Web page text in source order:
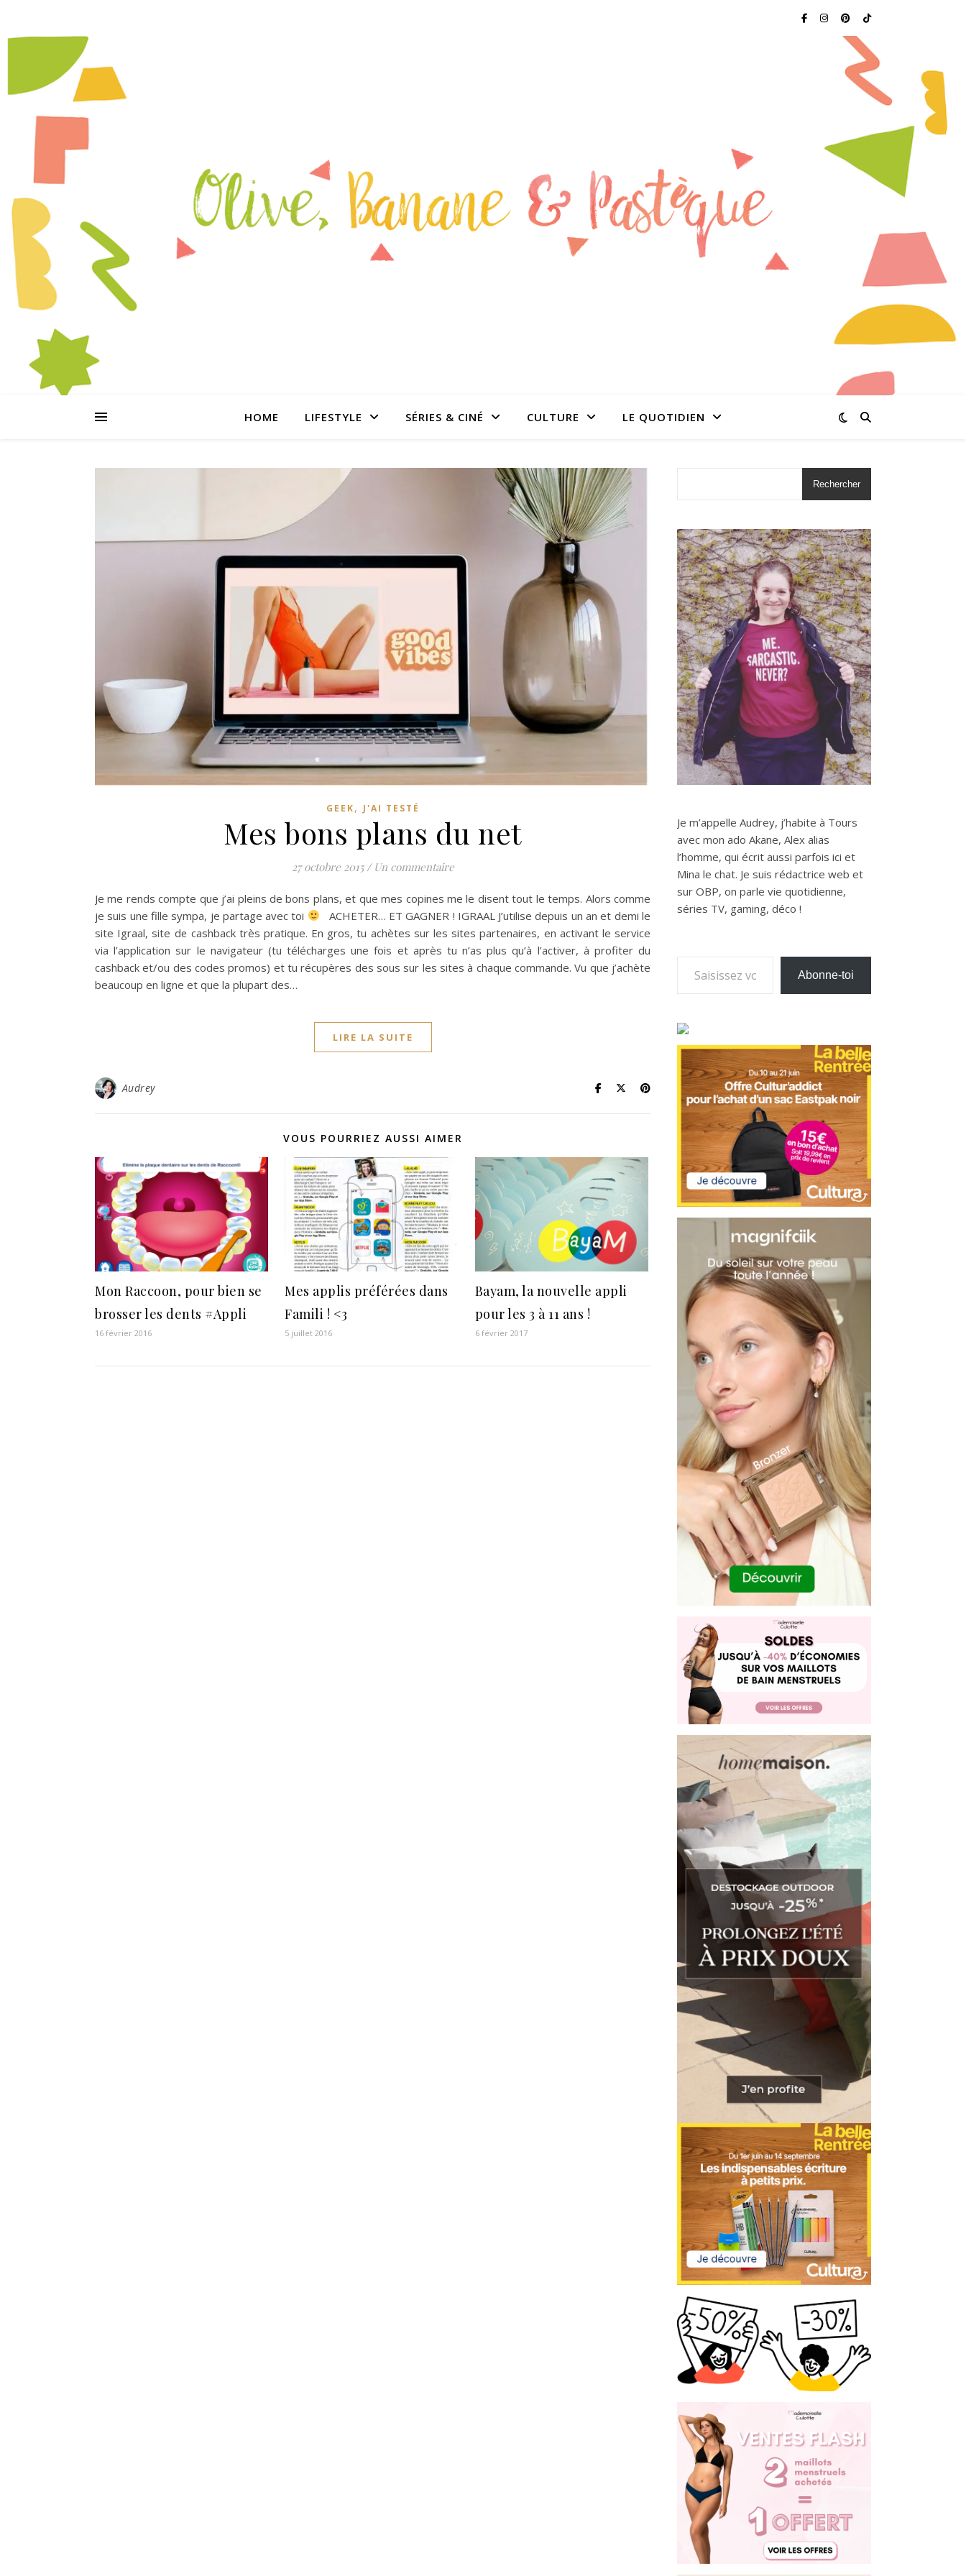
HOME LIFESTYLE SÉRIES & CINÉ CULTURE LE QUOTIDIEN
GEEK, J'AI TESTÉ
Mes bons plans du net
27 octobre 2015 / Un commentaire
Je me rends compte que j’ai pleins de bons plans, et que mes copines me le disent tout le temps. Alors comme
je suis une fille sympa, je partage avec toi
ACHETER… ET GAGNER ! IGRAAL J’utilise depuis un an et demi le
site Igraal, site de cashback très pratique. En gros, tu achètes sur les sites partenaires, en activant le service
via l’application sur le navigateur (tu télécharges une fois et après tu n’as plus qu’à l’activer, à profiter du
cashback et/ou des codes promos) et tu récupères des sous sur les sites à chaque commande. Vu que j’achète
beaucoup en ligne et que la plupart des…
LIRE LA SUITE
Audrey
VOUS POURRIEZ AUSSI AIMER
Mon Raccoon, pour bien se
brosser les dents #Appli
16 février 2016
Mes applis préférées dans
Famili ! <3
5 juillet 2016
Bayam, la nouvelle appli
pour les 3 à 11 ans !
6 février 2017
Rechercher
Je m’appelle Audrey, j’habite à Tours
avec mon ado Akane, Alex alias
l’homme, qui écrit aussi parfois ici et
Mina le chat. Je suis rédactrice web et
sur OBP, on parle vie quotidienne,
séries TV, gaming, déco !
Saisissez votre adresse e-mail…
Abonne-toi